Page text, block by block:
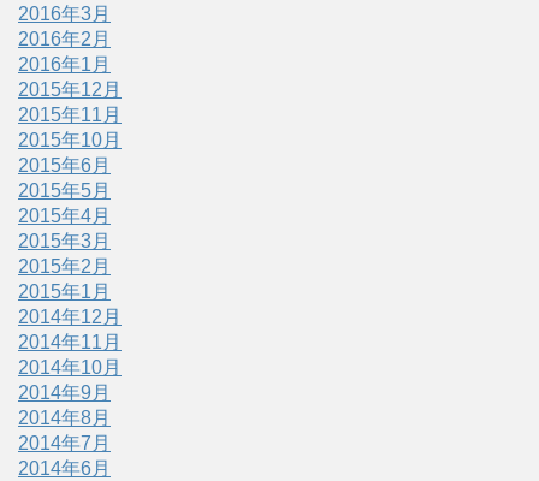
2016年3月
2016年2月
2016年1月
2015年12月
2015年11月
2015年10月
2015年6月
2015年5月
2015年4月
2015年3月
2015年2月
2015年1月
2014年12月
2014年11月
2014年10月
2014年9月
2014年8月
2014年7月
2014年6月